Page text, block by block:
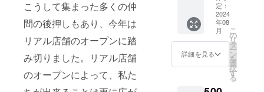
こうして集まった多くの仲
間の後押しもあり、今年は
リアル店舗のオープンに踏
み切りました。リアル店舗
のオープンによって、私た
※２,
「究極
の食材
セッ
ト」は9
月以降
にお届
けしま
原材料
月） 新
店舗、
店内入
口エン
トラン
スに
て、PR
専用の
置され
定：
2024
年08
月
詳細を見る
こ
の
リ
タ
ー
ン
を
選
択
す
る